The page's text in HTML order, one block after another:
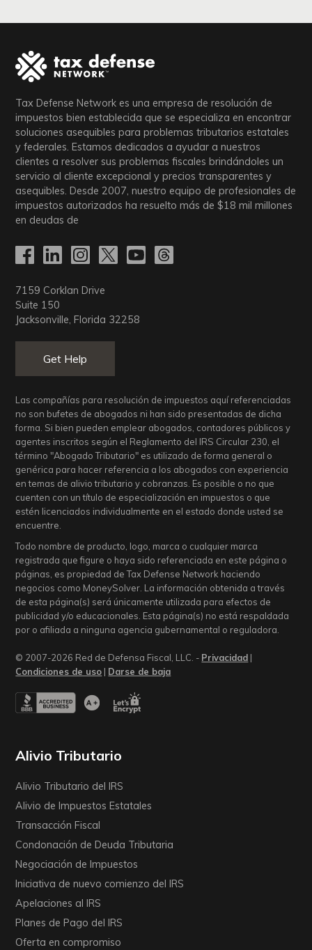
Tax Defense Network es una empresa de resolución de
impuestos bien establecida que se especializa en encontrar
soluciones asequibles para problemas tributarios estatales
y federales. Estamos dedicados a ayudar a nuestros
clientes a resolver sus problemas fiscales brindándoles un
servicio al cliente excepcional y precios transparentes y
asequibles. Desde 2007, nuestro equipo de profesionales de
impuestos autorizados ha resuelto más de$18 mil millones
en deudas de
7159 Corklan Drive
Suite 150
Jacksonville, Florida 32258
Get Help
Las compañías para resolución de impuestos aquí referenciadas
no son bufetes de abogados ni han sido presentadas de dicha
forma. Si bien pueden emplear abogados, contadores públicos y
agentes inscritos según el Reglamento del IRS Circular 230, el
término "Abogado Tributario" es utilizado de forma general o
genérica para hacer referencia a los abogados con experiencia
en temas de alivio tributario y cobranzas. Es posible o no que
cuenten con un título de especialización en impuestos o que
estén licenciados individualmente en el estado donde usted se
encuentre.
Todo nombre de producto, logo, marca o cualquier marca
registrada que figure o haya sido referenciada en este página o
páginas, es propiedad de Tax Defense Network haciendo
negocios como MoneySolver. La información obtenida a través
de esta página(s) será únicamente utilizada para efectos de
publicidad y/o educacionales. Esta página(s) no está respaldada
por o afiliada a ninguna agencia gubernamental o reguladora.
© 2007-2026 Red de Defensa Fiscal, LLC. - Privacidad |
Condiciones de uso | Darse de baja
Alivio Tributario
Alivio Tributario del IRS
Alivio de Impuestos Estatales
Transacción Fiscal
Condonación de Deuda Tributaria
Negociación de Impuestos
Iniciativa de nuevo comienzo del IRS
Apelaciones al IRS
Planes de Pago del IRS
Oferta en compromiso